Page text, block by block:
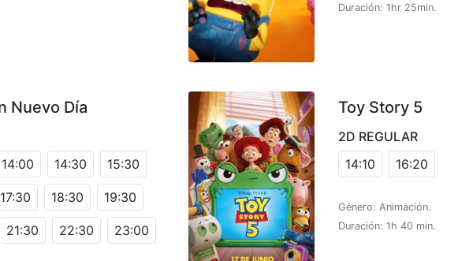
Duración: 1hr 25min.
Nuevo Día
14:00 14:30 15:30
17:30 18:30 19:30
21:30 22:30 23:00
Toy Story 5
2D REGULAR
14:10
16:20
Género: Animación.
Duración: 1h 40 min.